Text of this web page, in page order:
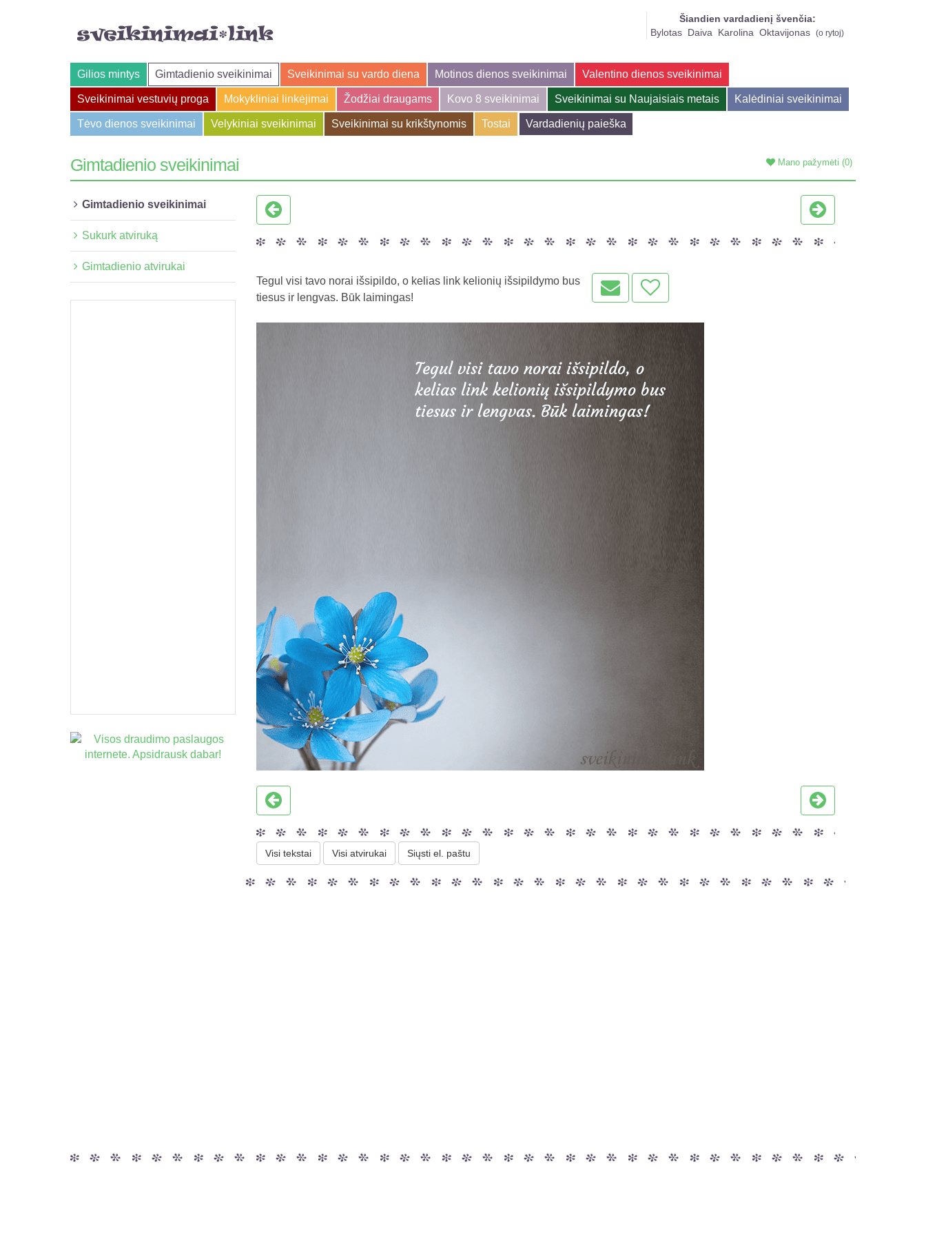
Šiandien vardadienį švenčia:
Bylotas Daiva Karolina Oktavijonas (o rytoj)
Gilios mintys Gimtadienio sveikinimai Sveikinimai su vardo diena Motinos dienos sveikinimai Valentino dienos sveikinimai
Sveikinimai vestuvių proga Mokykliniai linkėjimai Žodžiai draugams Kovo 8 sveikinimai Sveikinimai su Naujaisiais metais Kalėdiniai sveikinimai
Tėvo dienos sveikinimai Velykiniai sveikinimai Sveikinimai su krikštynomis Tostai Vardadienių paieška
Mano pažymėti (0)
Gimtadienio sveikinimai
Gimtadienio sveikinimai
Sukurk atviruką
Gimtadienio atvirukai
Tegul visi tavo norai išsipildo, o kelias link kelionių išsipildymo bus
tiesus ir lengvas. Būk laimingas!
Visi tekstai Visi atvirukai Siųsti el. paštu